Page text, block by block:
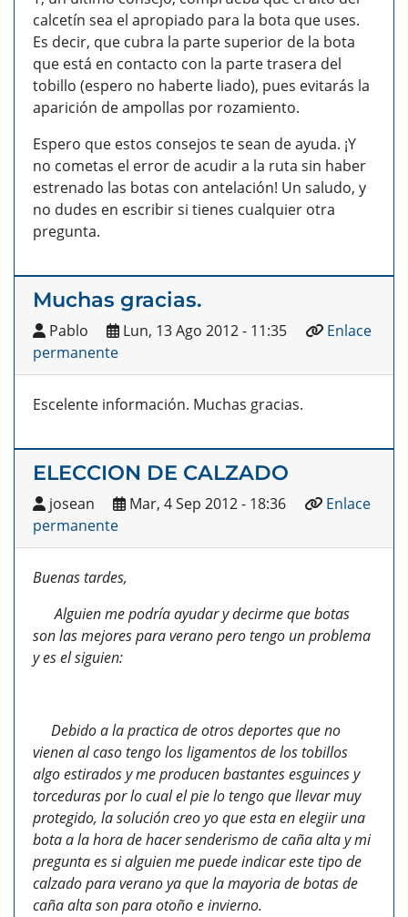
calcetín sea el apropiado para la bota que uses.
Es decir, que cubra la parte superior de la bota
que está en contacto con la parte trasera del
tobillo (espero no haberte liado), pues evitarás la
aparición de ampollas por rozamiento.
Espero que estos consejos te sean de ayuda. ¡Y
no cometas el error de acudir a la ruta sin haber
estrenado las botas con antelación! Un saludo, y
no dudes en escribir si tienes cualquier otra
pregunta.
Muchas gracias.
Pablo Lun, 13 Ago 2012 - 11:35
Enlace
permanente
Escelente información. Muchas gracias.
ELECCION DE CALZADO
josean Mar, 4 Sep 2012 - 18:36
Enlace
permanente
Buenas tardes,
Alguien me podría ayudar y decirme que botas
son las mejores para verano pero tengo un problema
y es el siguien:
Debido a la practica de otros deportes que no
vienen al caso tengo los ligamentos de los tobillos
algo estirados y me producen bastantes esguinces y
torceduras por lo cual el pie lo tengo que llevar muy
protegido, la solución creo yo que esta en elegiir una
bota a la hora de hacer senderismo de caña alta y mi
pregunta es si alguien me puede indicar este tipo de
calzado para verano ya que la mayoria de botas de
caña alta son para otoño e invierno.